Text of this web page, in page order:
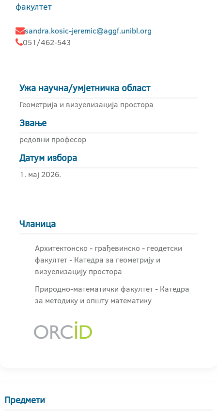
факултет
sandra.kosic-jeremic@aggf.unibl.org
051/462-543
Ужа научна/умјетничка област
Геометрија и визуелизација простора
Звање
редовни професор
Датум избора
1. мај 2026.
Чланица
Архитектонско - грађевинскo - геодетски
факултет - Катедра за геометрију и
визуелизацију простора
Природно-математички факултет - Катедра
за методику и општу математику
Предмети